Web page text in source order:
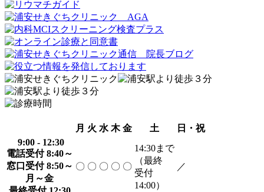
月 火 水 木 金 土
日・祝
9:00 - 12:30
電話受付 8:40～
窓口受付 8:50～
月～金
〇 〇 〇 〇 〇
14:30まで
（最終
受付
14:00）
／